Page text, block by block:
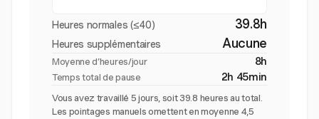
Heures normales (≤40) 39.8h
Heures supplémentaires Aucune
Moyenne d’heures/jour 8h
Temps total de pause 2h 45min
Vous avez travaillé 5 jours, soit 39.8 heures au total.
Les pointages manuels omettent en moyenne 4,5